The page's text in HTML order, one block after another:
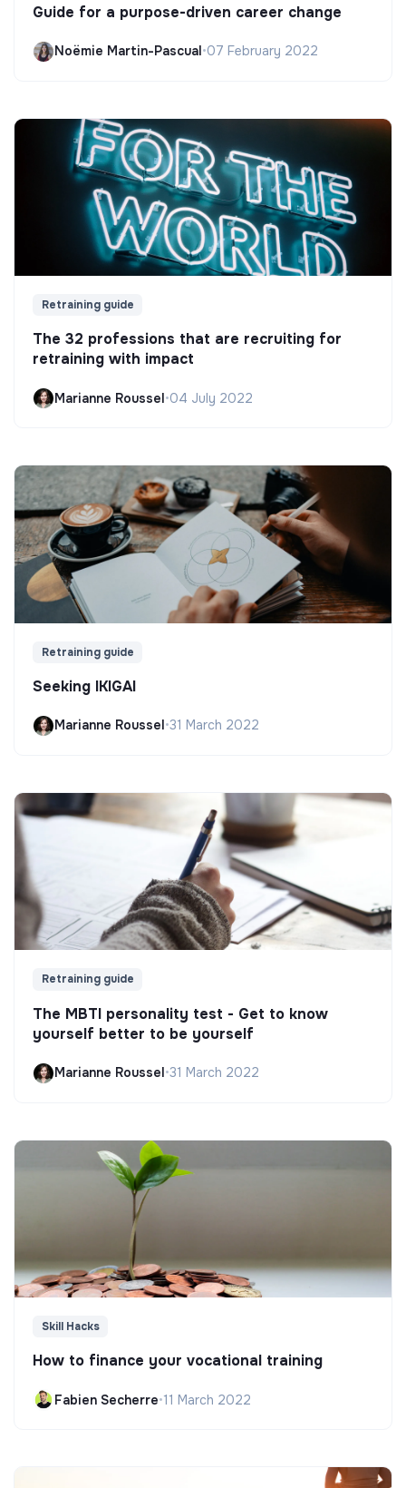
Guide for a purpose-driven career change
Noëmie Martin-Pascual•07 February 2022
Retraining guide
The 32 professions that are recruiting for
retraining with impact
Marianne Roussel•04 July 2022
Retraining guide
Seeking IKIGAI
Marianne Roussel •31 March 2022
Retraining guide
The MBTI personality test - Get to know
yourself better to be yourself
Marianne Roussel•31 March 2022
Skill Hacks
How to finance your vocational training
Fabien Secherre•11 March 2022